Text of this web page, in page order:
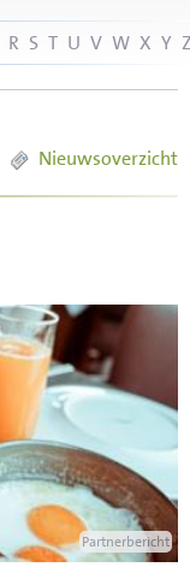
R S T U V W X Y
Nieuwsoverzicht
Partnerbericht